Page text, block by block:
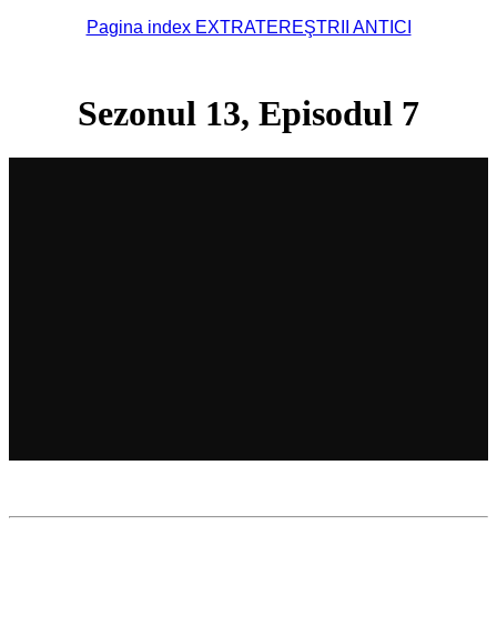
Pagina index EXTRATEREŞTRII ANTICI
Sezonul 13, Episodul 7